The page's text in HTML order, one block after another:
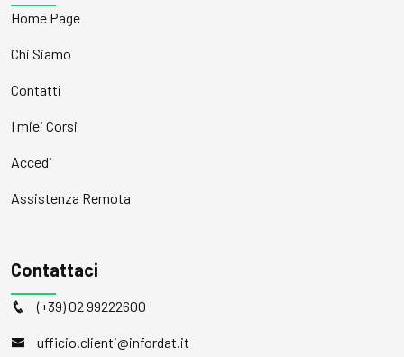
Home Page
Chi Siamo
Contatti
I miei Corsi
Accedi
Assistenza Remota
Contattaci
(+39) 02 99222600
ufficio.clienti@infordat.it